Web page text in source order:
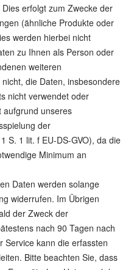
erfolgt zum Zwecke der
(ähnliche Produkte oder
werden hierbei nicht
zu Ihnen als Person oder
weiteren
die Daten, insbesondere
nicht verwendet oder
aufgrund unseres
der
S. 1 lit. f EU-DS-GVO), da die
Minimum an
Daten werden solange
widerrufen. Im Übrigen
der Zweck der
nach 90 Tagen nach
Service kann die erfassten
Bitte beachten Sie, dass